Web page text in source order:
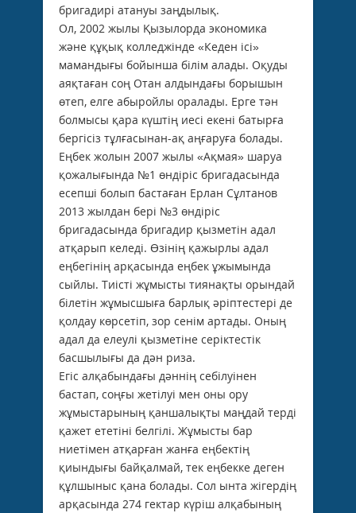
бригадирі атануы заңдылық.
Ол, 2002 жылы Қызылорда экономика
және құқық колледжінде «Кеден ісі»
мамандығы бойынша білім алады. Оқуды
аяқтаған соң Отан алдындағы борышын
өтеп, елге абыройлы оралады. Ерге тән
болмысы қара күштің иесі екені батырға
бергісіз тұлғасынан-ақ аңғаруға болады.
Еңбек жолын 2007 жылы «Ақмая» шаруа
қожалығында №1 өндіріс бригадасында
есепші болып бастаған Ерлан Сұлтанов
2013 жылдан бері №3 өндіріс
бригадасында бригадир қызметін адал
атқарып келеді. Өзінің қажырлы адал
еңбегінің арқасында еңбек ұжымында
сыйлы. Тиісті жұмысты тиянақты орындай
білетін жұмысшыға барлық әріптестері де
қолдау көрсетіп, зор сенім артады. Оның
адал да елеулі қызметіне серіктестік
басшылығы да дән риза.
Егіс алқабындағы дәннің себілуінен
бастап, соңғы жетілуі мен оны ору
жұмыстарының қаншалықты маңдай терді
қажет ететіні белгілі. Жұмысты бар
ниетімен атқарған жанға еңбектің
қиындығы байқалмай, тек еңбекке деген
құлшыныс қана болады. Сол ынта жігердің
арқасында 274 гектар күріш алқабының